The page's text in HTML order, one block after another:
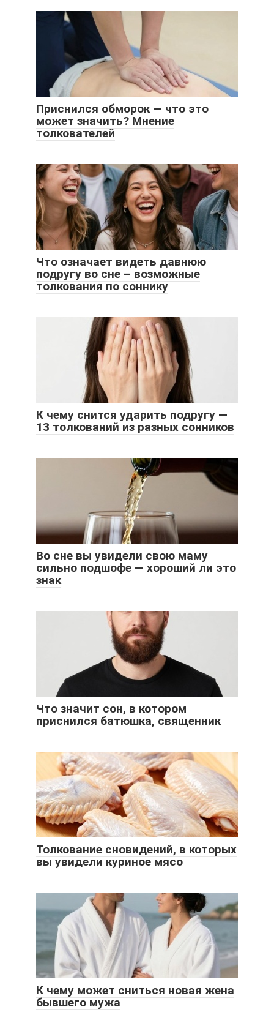
Приснился обморок — что это
может значить? Мнение
толкователей
Что означает видеть давнюю
подругу во сне – возможные
толкования по соннику
К чему снится ударить подругу —
13 толкований из разных сонников
Во сне вы увидели свою маму
сильно подшофе — хороший ли это
знак
Что значит сон, в котором
приснился батюшка, священник
Толкование сновидений, в которых
вы увидели куриное мясо
К чему может сниться новая жена
бывшего мужа